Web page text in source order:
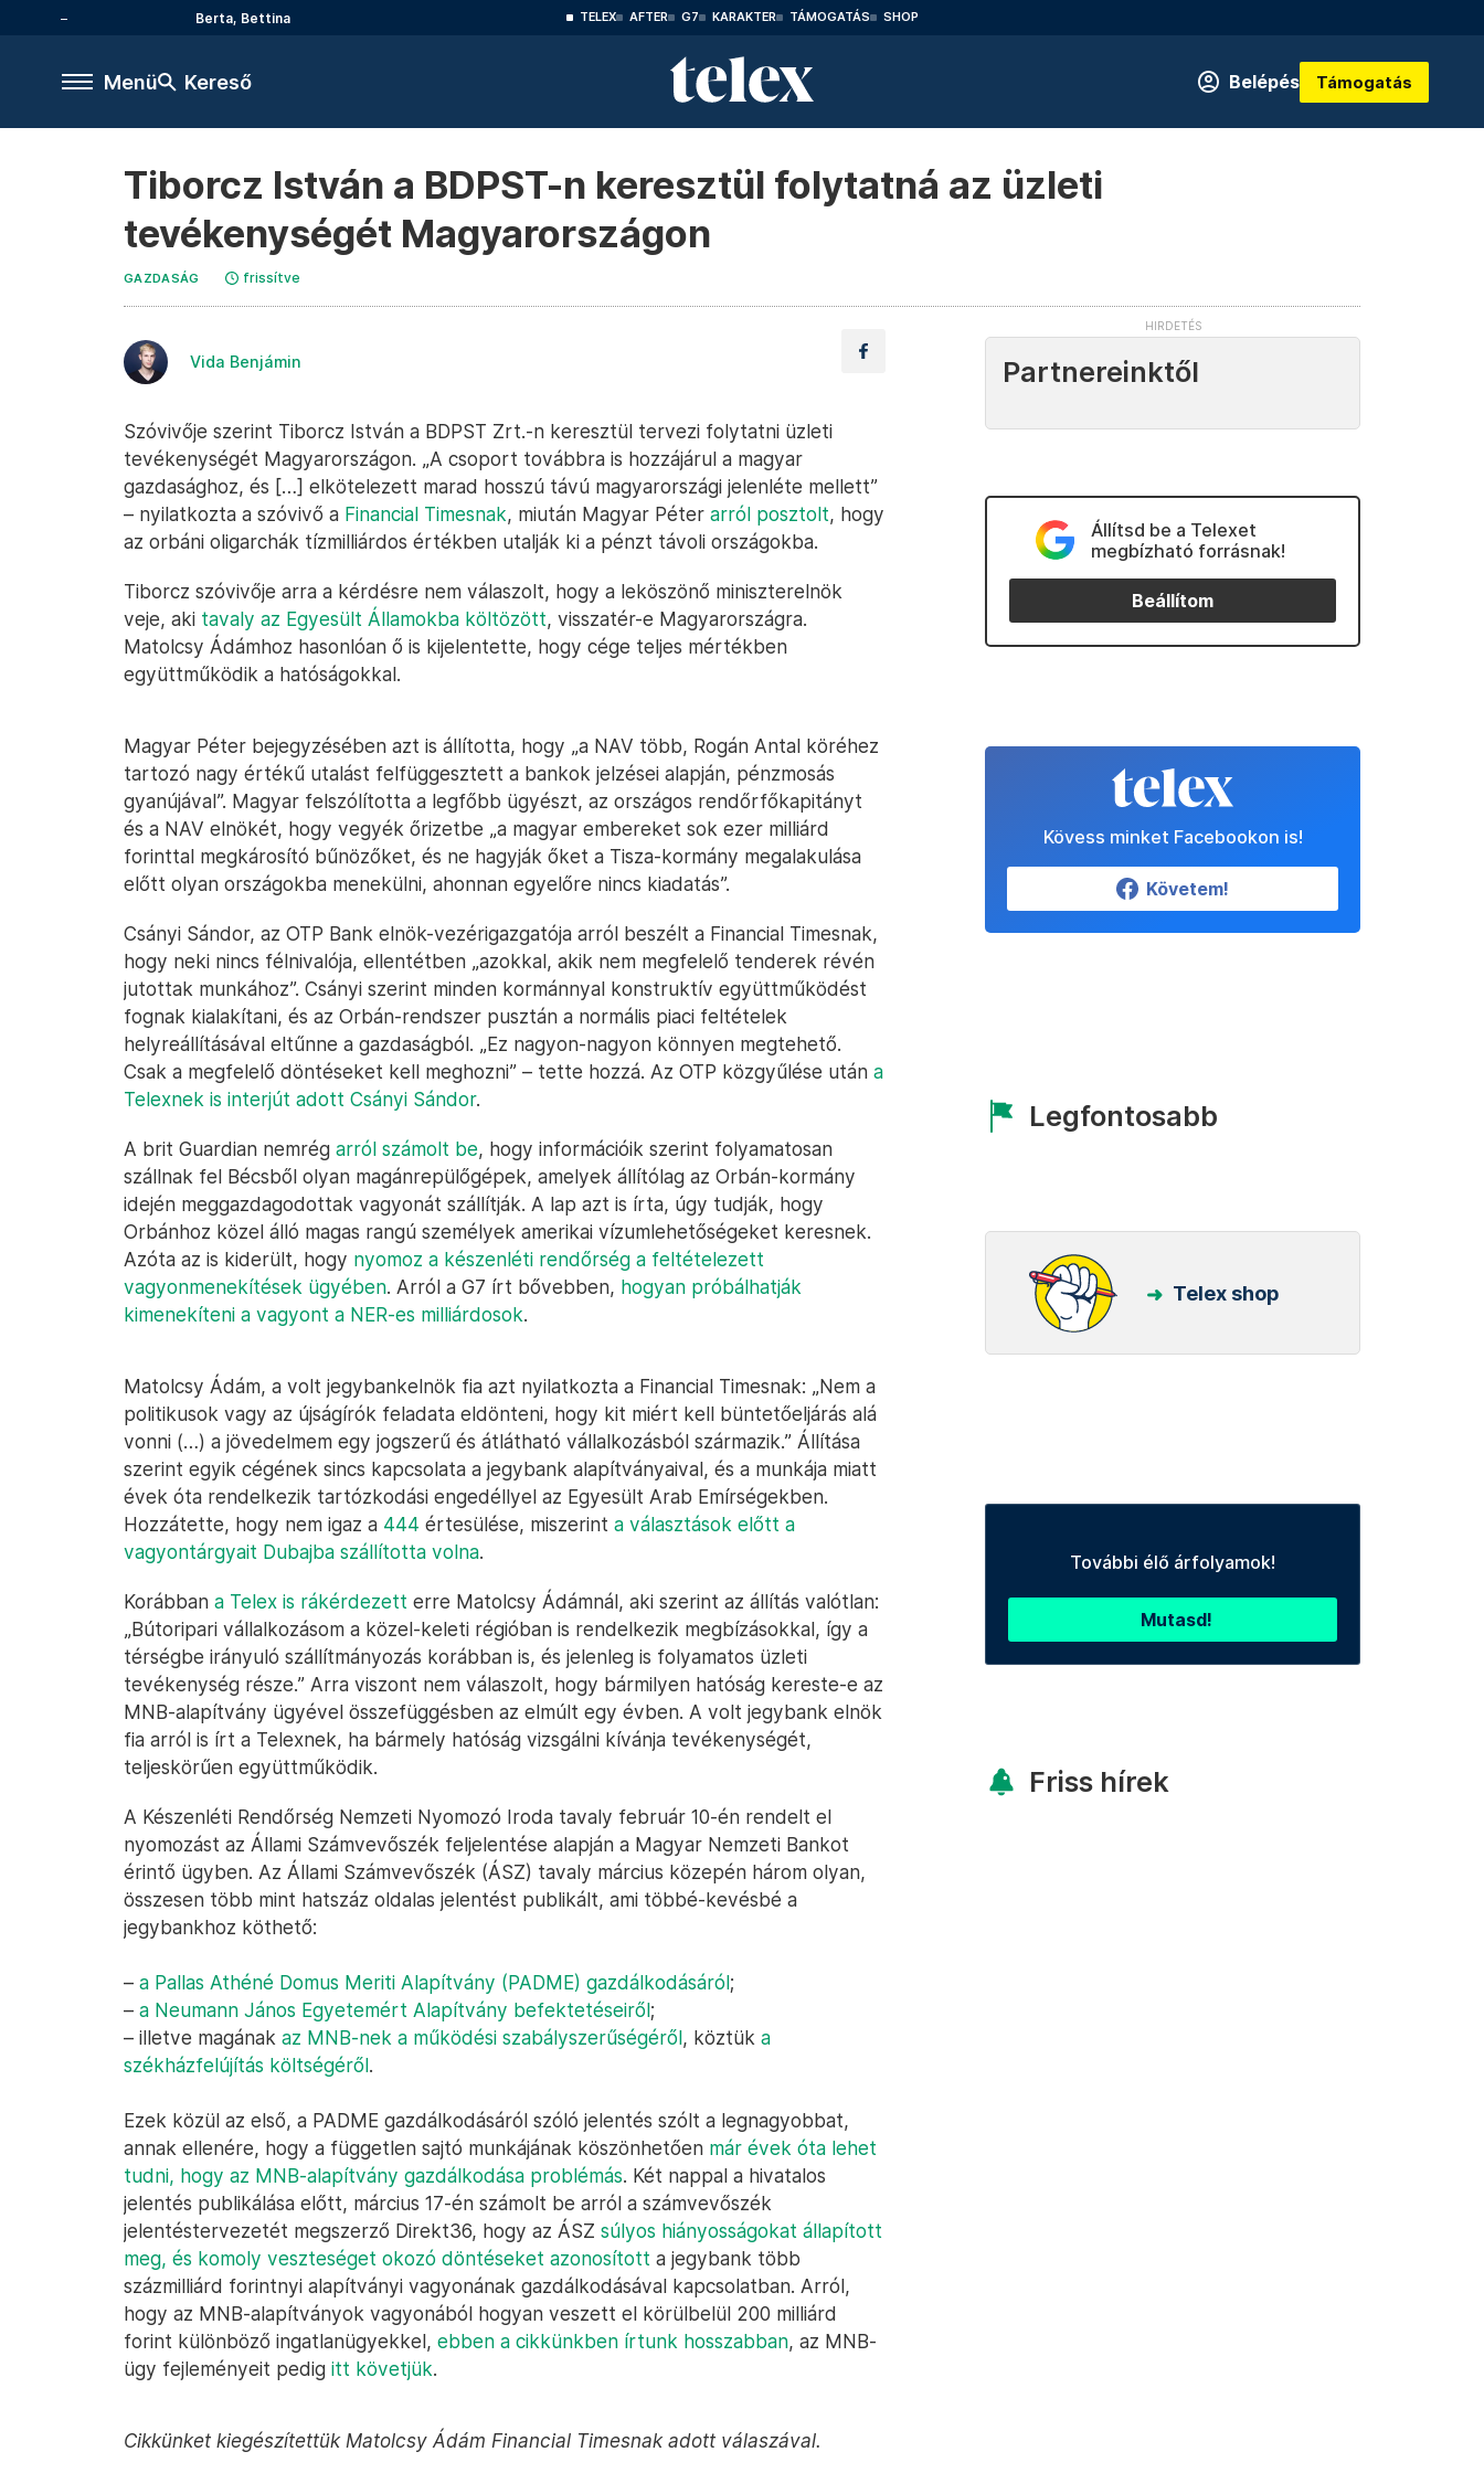
Berta, Bettina TELEX AFTER G7 KARAKTER TÁMOGATÁS SHOP
Menü Kereső Belépés Támogatás
Tiborcz István a BDPST-n keresztül folytatná az üzleti
tevékenységét Magyarországon
GAZDASÁG frissítve
Vida Benjámin
Szóvivője szerint Tiborcz István a BDPST Zrt.-n keresztül tervezi folytatni üzleti
tevékenységét Magyarországon. „A csoport továbbra is hozzájárul a magyar
gazdasághoz, és […] elkötelezett marad hosszú távú magyarországi jelenléte mellett”
– nyilatkozta a szóvivő a Financial Timesnak, miután Magyar Péter arról posztolt, hogy
az orbáni oligarchák tízmilliárdos értékben utalják ki a pénzt távoli országokba.
Tiborcz szóvivője arra a kérdésre nem válaszolt, hogy a leköszönő miniszterelnök
veje, aki tavaly az Egyesült Államokba költözött, visszatér-e Magyarországra.
Matolcsy Ádámhoz hasonlóan ő is kijelentette, hogy cége teljes mértékben
együttműködik a hatóságokkal.
Magyar Péter bejegyzésében azt is állította, hogy „a NAV több, Rogán Antal köréhez
tartozó nagy értékű utalást felfüggesztett a bankok jelzései alapján, pénzmosás
gyanújával”. Magyar felszólította a legfőbb ügyészt, az országos rendőrfőkapitányt
és a NAV elnökét, hogy vegyék őrizetbe „a magyar embereket sok ezer milliárd
forinttal megkárosító bűnözőket, és ne hagyják őket a Tisza-kormány megalakulása
előtt olyan országokba menekülni, ahonnan egyelőre nincs kiadatás”.
Csányi Sándor, az OTP Bank elnök-vezérigazgatója arról beszélt a Financial Timesnak,
hogy neki nincs félnivalója, ellentétben „azokkal, akik nem megfelelő tenderek révén
jutottak munkához”. Csányi szerint minden kormánnyal konstruktív együttműködést
fognak kialakítani, és az Orbán-rendszer pusztán a normális piaci feltételek
helyreállításával eltűnne a gazdaságból. „Ez nagyon-nagyon könnyen megtehető.
Csak a megfelelő döntéseket kell meghozni” – tette hozzá. Az OTP közgyűlése után a
Telexnek is interjút adott Csányi Sándor.
A brit Guardian nemrég arról számolt be, hogy információik szerint folyamatosan
szállnak fel Bécsből olyan magánrepülőgépek, amelyek állítólag az Orbán-kormány
idején meggazdagodottak vagyonát szállítják. A lap azt is írta, úgy tudják, hogy
Orbánhoz közel álló magas rangú személyek amerikai vízumlehetőségeket keresnek.
Azóta az is kiderült, hogy nyomoz a készenléti rendőrség a feltételezett
vagyonmenekítések ügyében. Arról a G7 írt bővebben, hogyan próbálhatják
kimenekíteni a vagyont a NER-es milliárdosok.
Matolcsy Ádám, a volt jegybankelnök fia azt nyilatkozta a Financial Timesnak: „Nem a
politikusok vagy az újságírók feladata eldönteni, hogy kit miért kell büntetőeljárás alá
vonni (…) a jövedelmem egy jogszerű és átlátható vállalkozásból származik.” Állítása
szerint egyik cégének sincs kapcsolata a jegybank alapítványaival, és a munkája miatt
évek óta rendelkezik tartózkodási engedéllyel az Egyesült Arab Emírségekben.
Hozzátette, hogy nem igaz a 444 értesülése, miszerint a választások előtt a
vagyontárgyait Dubajba szállította volna.
Korábban a Telex is rákérdezett erre Matolcsy Ádámnál, aki szerint az állítás valótlan:
„Bútoripari vállalkozásom a közel-keleti régióban is rendelkezik megbízásokkal, így a
térségbe irányuló szállítmányozás korábban is, és jelenleg is folyamatos üzleti
tevékenység része.” Arra viszont nem válaszolt, hogy bármilyen hatóság kereste-e az
MNB-alapítvány ügyével összefüggésben az elmúlt egy évben. A volt jegybank elnök
fia arról is írt a Telexnek, ha bármely hatóság vizsgálni kívánja tevékenységét,
teljeskörűen együttműködik.
A Készenléti Rendőrség Nemzeti Nyomozó Iroda tavaly február 10-én rendelt el
nyomozást az Állami Számvevőszék feljelentése alapján a Magyar Nemzeti Bankot
érintő ügyben. Az Állami Számvevőszék (ÁSZ) tavaly március közepén három olyan,
összesen több mint hatszáz oldalas jelentést publikált, ami többé-kevésbé a
jegybankhoz köthető:
– a Pallas Athéné Domus Meriti Alapítvány (PADME) gazdálkodásáról;
– a Neumann János Egyetemért Alapítvány befektetéseiről;
– illetve magának az MNB-nek a működési szabályszerűségéről, köztük a
székházfelújítás költségéről.
Ezek közül az első, a PADME gazdálkodásáról szóló jelentés szólt a legnagyobbat,
annak ellenére, hogy a független sajtó munkájának köszönhetően már évek óta lehet
tudni, hogy az MNB-alapítvány gazdálkodása problémás. Két nappal a hivatalos
jelentés publikálása előtt, március 17-én számolt be arról a számvevőszék
jelentéstervezetét megszerző Direkt36, hogy az ÁSZ súlyos hiányosságokat állapított
meg, és komoly veszteséget okozó döntéseket azonosított a jegybank több
százmilliárd forintnyi alapítványi vagyonának gazdálkodásával kapcsolatban. Arról,
hogy az MNB-alapítványok vagyonából hogyan veszett el körülbelül 200 milliárd
forint különböző ingatlanügyekkel, ebben a cikkünkben írtunk hosszabban, az MNB-
ügy fejleményeit pedig itt követjük.
Cikkünket kiegészítettük Matolcsy Ádám Financial Timesnak adott válaszával.
Partnereinktől
Állítsd be a Telexet
megbízható forrásnak!
Beállítom
Kövess minket Facebookon is!
Követem!
Legfontosabb
Telex shop
További élő árfolyamok!
Mutasd!
Friss hírek